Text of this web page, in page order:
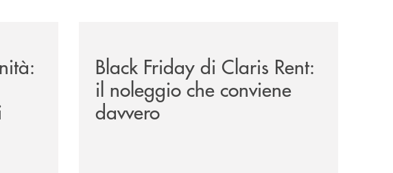
Black Friday di Claris Rent:
il noleggio che conviene
davvero